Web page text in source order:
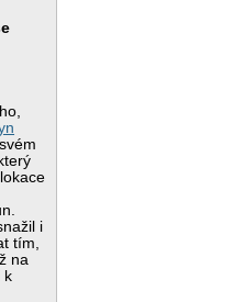
i
tím,
na
k